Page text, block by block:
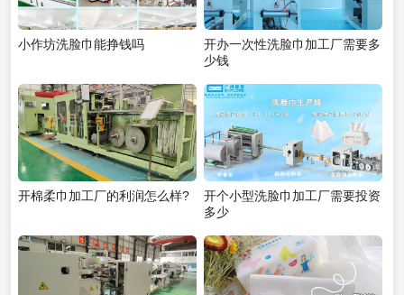
小作坊洗脸巾能挣钱吗
开办一次性洗脸巾加工厂需要多
少钱
开棉柔巾加工厂的利润怎么样?
开个小型洗脸巾加工厂需要投资
多少